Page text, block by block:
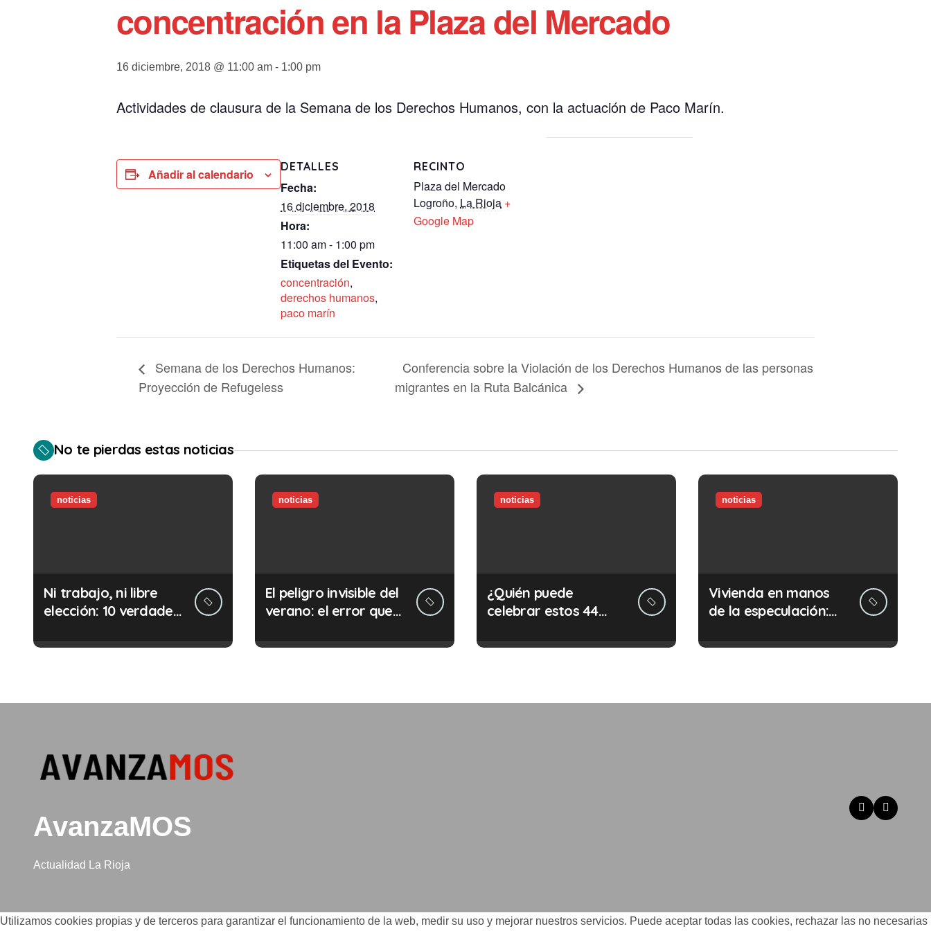
concentración en la Plaza del Mercado
16 diciembre, 2018 @ 11:00 am - 1:00 pm
Actividades de clausura de la Semana de los Derechos Humanos, con la actuación de Paco Marín.
Añadir al calendario DETALLES
Fecha:
16 diciembre, 2018
Hora:
11:00 am - 1:00 pm
Etiquetas del Evento:
concentración,
derechos humanos,
paco marín
RECINTO
Plaza del Mercado
Logroño, La Rioja +
Google Map
Semana de los Derechos Humanos:
Proyección de Refugeless
Conferencia sobre la Violación de los Derechos Humanos de las personas
migrantes en la Ruta Balcánica
No te pierdas estas noticias
noticias
Ni trabajo, ni libre
elección: 10 verdades
abolición de la
noticias
El peligro invisible del
verano: el error que
minutos en tu trabajo
noticias
¿Quién puede
celebrar estos 44
noticias
Vivienda en manos
de la especulación:
no te da para vivir
AvanzaMOS
Actualidad La Rioja
Utilizamos cookies propias y de terceros para garantizar el funcionamiento de la web, medir su uso y mejorar nuestros servicios. Puede aceptar todas las cookies, rechazar las no necesarias